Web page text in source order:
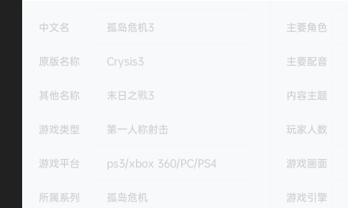
中文名 孤岛危机3
原版名称 Crysis3
其他名称 末日之戰3
游戏类型 第一人称射击
游戏平台 ps3/xbox 360/PC/PS4
所属系列 孤岛危机
主要角色
主要配音
内容主题
玩家人数
游戏画面
游戏引擎